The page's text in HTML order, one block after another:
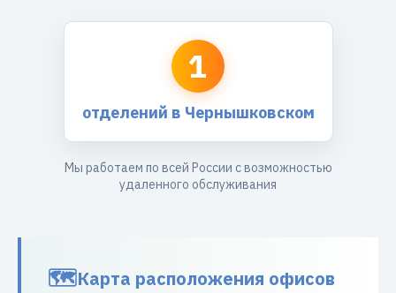
1
отделений в Чернышковском
Мы работаем по всей России с возможностью
удаленного обслуживания
Карта расположения офисов